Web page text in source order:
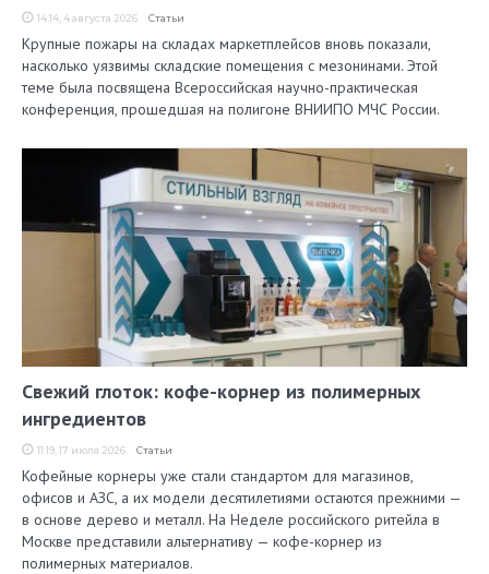
14:14, 4 августа 2026 Статьи
Крупные пожары на складах маркетплейсов вновь показали,
насколько уязвимы складские помещения с мезонинами. Этой
теме была посвящена Всероссийская научно-практическая
конференция, прошедшая на полигоне ВНИИПО МЧС России.
Свежий глоток: кофе-корнер из полимерных
ингредиентов
11:19, 17 июля 2026 Статьи
Кофейные корнеры уже стали стандартом для магазинов,
офисов и АЗС, а их модели десятилетиями остаются прежними —
в основе дерево и металл. На Неделе российского ритейла в
Москве представили альтернативу — кофе-корнер из
полимерных материалов.